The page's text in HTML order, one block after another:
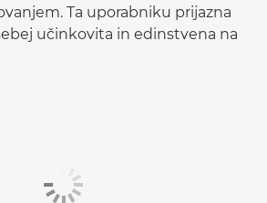
Ta uporabniku prijazna
učinkovita in edinstvena na